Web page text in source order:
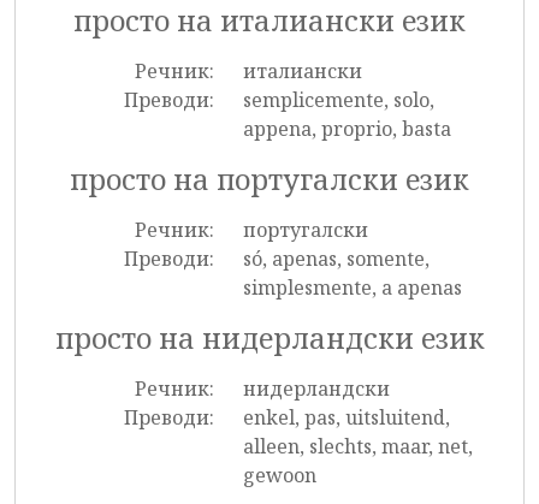
просто на италиански език
Речник:
италиански
Преводи:
semplicemente, solo,
appena, proprio, basta
просто на португалски език
Речник:
португалски
Преводи:
só, apenas, somente,
simplesmente, a apenas
просто на нидерландски език
Речник:
нидерландски
Преводи:
enkel, pas, uitsluitend,
alleen, slechts, maar, net,
gewoon